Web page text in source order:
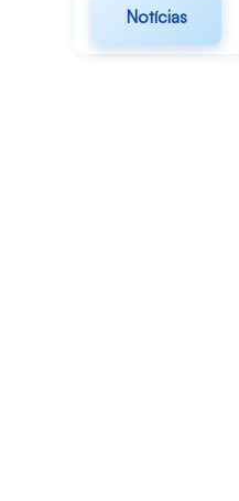
Notícias